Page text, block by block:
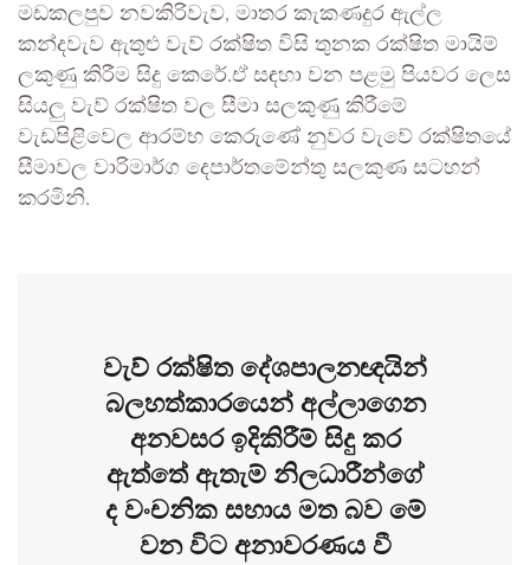
මඩකලපුව නවකිරිවැව, මාතර කැකණදුර ඇල්ල
කන්දවැව ඇතුළු වැව් රක්ෂිත විසි තුනක රක්ෂිත මායිම්
ලකුණු කිරීම සිදු කෙරේ.ඒ සඳහා වන පළමු පියවර ලෙස
සියලු වැව් රක්ෂිත වල සීමා සලකුණු කිරීමේ
වැඩපිළිවෙල ආරම්භ කෙරුණේ නුවර වැවේ රක්ෂිතයේ
සීමාවල වාරිමාර්ග දෙපාර්තමේන්තු සලකුණ සටහන්
කරමිනි.
වැව් රක්ෂිත දේශපාලනඥයින්
බලහත්කාරයෙන් අල්ලාගෙන
අනවසර ඉදිකිරීම් සිදු කර
ඇත්තේ ඇතැම් නිලධාරීන්ගේ
ද වංචනික සහාය මත බව මේ
වන විට අනාවරණය වී